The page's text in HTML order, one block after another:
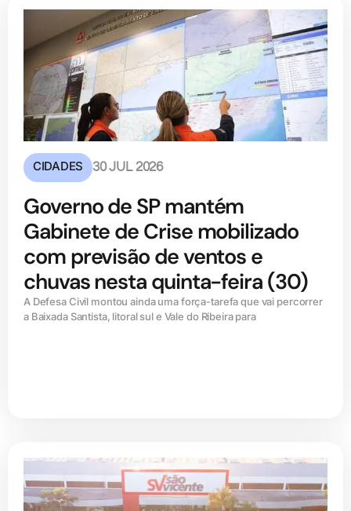
CIDADES 30 JUL 2026
Governo de SP mantém
Gabinete de Crise mobilizado
com previsão de ventos e
chuvas nesta quinta-feira (30)
A Defesa Civil montou ainda uma força-tarefa que vai percorrer
a Baixada Santista, litoral sul e Vale do Ribeira para